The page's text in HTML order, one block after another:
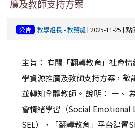
廣及教師支持方案
公告 教學組長-教務處 | 2025-11-25 | 點
主旨： 有關「翻轉教育」社會情
學資源推廣及教師支持方案，敬
並轉知全體教師。 說明： 一、
會情緒學習（Social Emotional
SEL），「翻轉教育」平台建置